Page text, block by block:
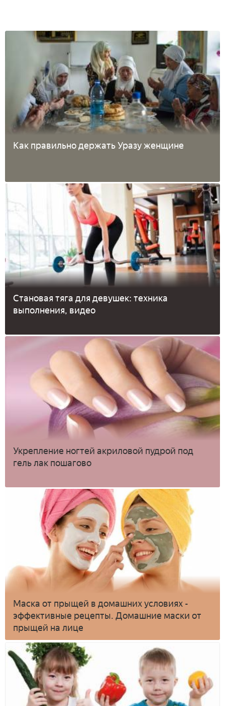
Как правильно держать Уразу женщине
Становая тяга для девушек: техника
выполнения, видео
Укрепление ногтей акриловой пудрой под
гель лак пошагово
Маска от прыщей в домашних условиях -
эффективные рецепты. Домашние маски от
прыщей на лице